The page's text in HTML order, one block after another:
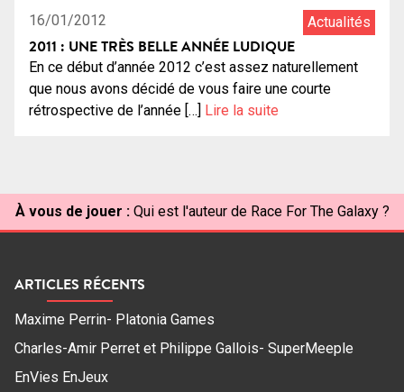
16/01/2012 Actualités
2011 : UNE TRÈS BELLE ANNÉE LUDIQUE
En ce début d’année 2012 c’est assez naturellement
que nous avons décidé de vous faire une courte
rétrospective de l’année […] Lire la suite
À vous de jouer : Qui est l'auteur de Race For The Galaxy ?
ARTICLES RÉCENTS
Maxime Perrin- Platonia Games
Charles-Amir Perret et Philippe Gallois- SuperMeeple
EnVies EnJeux